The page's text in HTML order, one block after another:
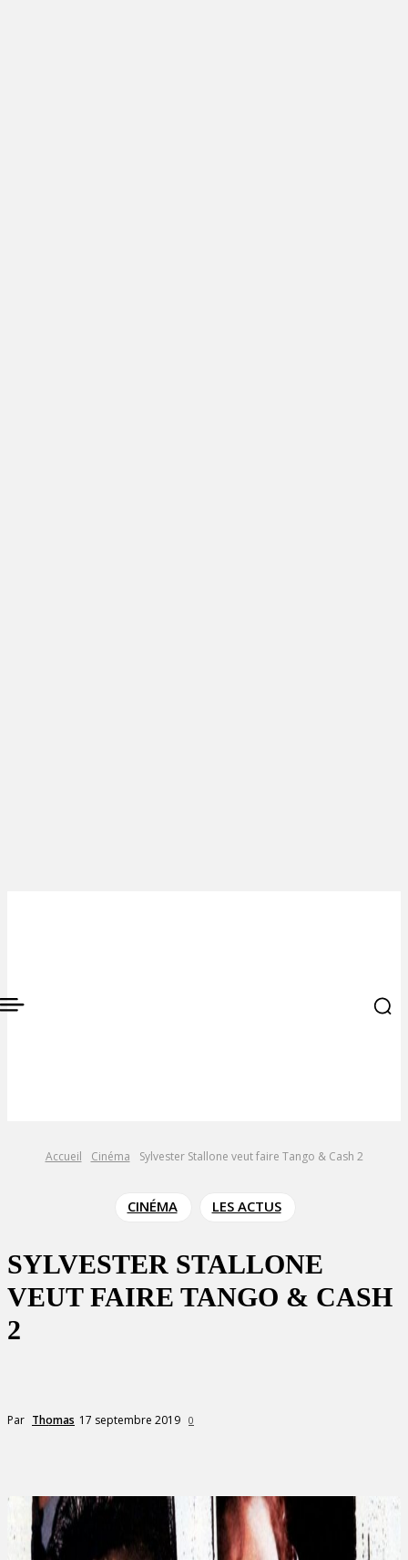
Accueil Cinéma Sylvester Stallone veut faire Tango & Cash 2
CINÉMA LES ACTUS
SYLVESTER STALLONE
VEUT FAIRE TANGO & CASH
2
Par Thomas 17 septembre 2019 0